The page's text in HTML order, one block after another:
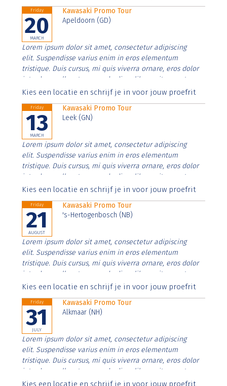
Friday
20
MARCH
Kawasaki Promo Tour
Apeldoorn (GD)
Lorem ipsum dolor sit amet, consectetur adipiscing
elit. Suspendisse varius enim in eros elementum
tristique. Duis cursus, mi quis viverra ornare, eros dolor
interdum nulla, ut commodo diam libero vitae erat.
Aenean faucibus nibh et justo cursus id rutrum lorem
Kies een locatie en schrijf je in voor jouw proefrit
Friday
13
MARCH
Kawasaki Promo Tour
Leek (GN)
Lorem ipsum dolor sit amet, consectetur adipiscing
elit. Suspendisse varius enim in eros elementum
tristique. Duis cursus, mi quis viverra ornare, eros dolor
interdum nulla, ut commodo diam libero vitae erat.
Aenean faucibus nibh et justo cursus id rutrum lorem
Kies een locatie en schrijf je in voor jouw proefrit
Friday
21
AUGUST
Kawasaki Promo Tour
's-Hertogenbosch (NB)
Lorem ipsum dolor sit amet, consectetur adipiscing
elit. Suspendisse varius enim in eros elementum
tristique. Duis cursus, mi quis viverra ornare, eros dolor
interdum nulla, ut commodo diam libero vitae erat.
Aenean faucibus nibh et justo cursus id rutrum lorem
Kies een locatie en schrijf je in voor jouw proefrit
Friday
31
JULY
Kawasaki Promo Tour
Alkmaar (NH)
Lorem ipsum dolor sit amet, consectetur adipiscing
elit. Suspendisse varius enim in eros elementum
tristique. Duis cursus, mi quis viverra ornare, eros dolor
interdum nulla, ut commodo diam libero vitae erat.
Aenean faucibus nibh et justo cursus id rutrum lorem
Kies een locatie en schrijf je in voor jouw proefrit